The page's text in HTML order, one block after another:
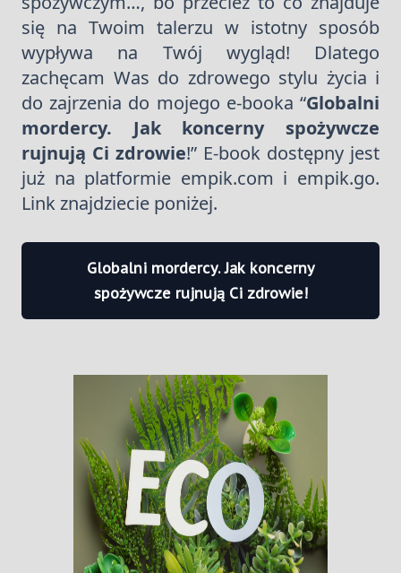
się na Twoim talerzu w istotny sposób
wypływa na Twój wygląd! Dlatego
zachęcam Was do zdrowego stylu życia i
do zajrzenia do mojego e-booka “Globalni
mordercy. Jak koncerny spożywcze
rujnują Ci zdrowie!” E-book dostępny jest
już na platformie empik.com i empik.go.
Link znajdziecie poniżej.
Globalni mordercy. Jak koncerny
spożywcze rujnują Ci zdrowie!